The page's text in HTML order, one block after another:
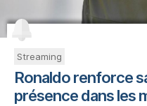
Streaming
Ronaldo renforce
présence dans les